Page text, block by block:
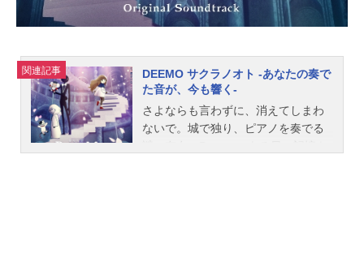
日（金）キャストサトシ：松本梨香
ピカチュウ：大谷育江ムサシ：林原
サ：川栄李奈トリト：濱田岳カガ
チ：大倉孝二ヒスイ：野沢雅子リ
ク：中川翔...
関連記事
DEEMO サクラノオト -あなたの奏で
た音が、今も響く-
さよならも言わずに、消えてしまわ
ないで。城で独り、ピアノを奏でる